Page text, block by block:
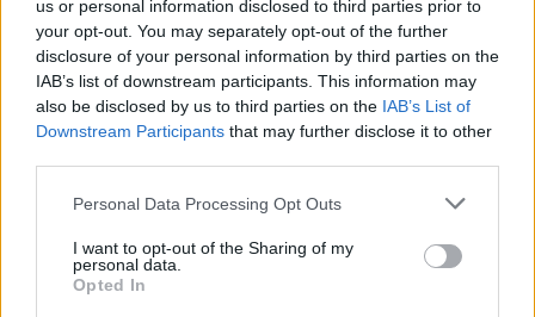
us or personal information disclosed to third parties prior to
your opt-out. You may separately opt-out of the further
disclosure of your personal information by third parties on the
IAB’s list of downstream participants. This information may
also be disclosed by us to third parties on the IAB’s List of
Downstream Participants that may further disclose it to other
Personal Data Processing Opt Outs
I want to opt-out of the Sharing of my
personal data.
Opted In
MåltidFika Portioner12 bullar (1 kaka)
Ingredienser
Bulldeg
tsk mortlad kardemumma
1/2 dl socker45g
msk vaniljsocker